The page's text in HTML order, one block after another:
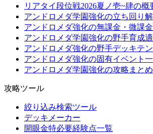
リアタイ段位戦2026夏ノ壱~肆の概
アンドロメダ学園強化の立ち回り
アンドロメダ強化の無課金・微課
アンドロメダ学園強化の野手育成
アンドロメダ強化の野手デッキテ
アンドロメダ強化の固有イベント
アンドロメダ学園強化の攻略まとめ
攻略ツール
絞り込み検索ツール
デッキメーカー
開眼金特必要経験点一覧